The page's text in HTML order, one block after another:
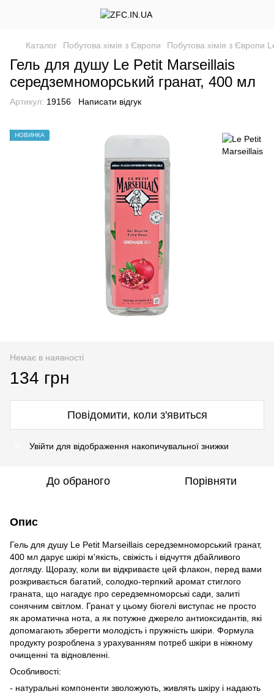
Каталог Побутова хімія з Європи Побутова хімія з Європи
Гель для душу Le Petit Marseillais
середземноморський гранат, 400 мл
Артикул: 19156 Написати відгук
НОВИНКА
Немає в наявності
134 грн
Повідомити, коли з'явиться
Увійти для відображення накопичувальної знижки
До обраного Порівняти
Опис
Гель для душу Le Petit Marseillais середземноморський гранат,
400 мл дарує шкірі м'якість, свіжість і відчуття дбайливого
догляду. Щоразу, коли ви відкриваєте цей флакон, перед вами
розкривається багатий, солодко-терпкий аромат стиглого
граната, що нагадує про середземноморські сади, залиті
сонячним світлом. Гранат у цьому біогелі виступає не просто
як ароматична нота, а як потужне джерело антиоксидантів, які
допомагають зберегти молодість і пружність шкіри. Формула
продукту розроблена з урахуванням потреб шкіри в ніжному
очищенні та відновленні.
Особливості:
- натуральні компоненти зволожують, живлять шкіру і надають